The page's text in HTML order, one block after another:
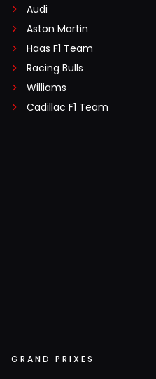
Audi
Aston Martin
Haas F1 Team
Racing Bulls
Williams
Cadillac F1 Team
GRAND PRIXES